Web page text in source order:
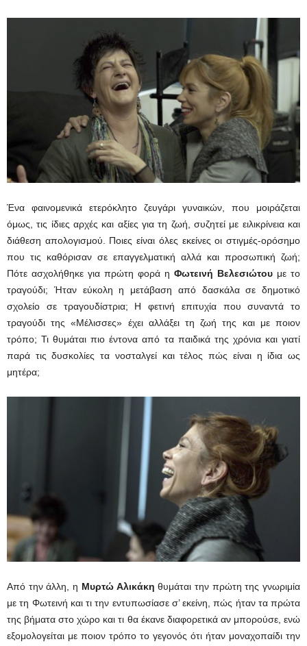
Ένα φαινομενικά ετερόκλητο ζευγάρι γυναικών, που μοιράζεται
όμως, τις ίδιες αρχές και αξίες για τη ζωή, συζητεί με ειλικρίνεια και
διάθεση απολογισμού. Ποιες είναι όλες εκείνες οι στιγμές-ορόσημο
που τις καθόρισαν σε επαγγελματική αλλά και προσωπική ζωή;
Πότε ασχολήθηκε για πρώτη φορά η Φωτεινή Βελεσιώτου με το
τραγούδι; Ήταν εύκολη η μετάβαση από δασκάλα σε δημοτικό
σχολείο σε τραγουδίστρια; Η φετινή επιτυχία που συναντά το
τραγούδι της «Μέλισσες» έχει αλλάξει τη ζωή της και με ποιον
τρόπο; Τι θυμάται πιο έντονα από τα παιδικά της χρόνια και γιατί
παρά τις δυσκολίες τα νοσταλγεί και τέλος πώς είναι η ίδια ως
μητέρα;
Από την άλλη, η Μυρτώ Αλικάκη θυμάται την πρώτη της γνωριμία
με τη Φωτεινή και τι την εντυπωσίασε σ’ εκείνη, πώς ήταν τα πρώτα
της βήματα στο χώρο και τι θα έκανε διαφορετικά αν μπορούσε, ενώ
εξομολογείται με ποιον τρόπο το γεγονός ότι ήταν μοναχοπαίδι την